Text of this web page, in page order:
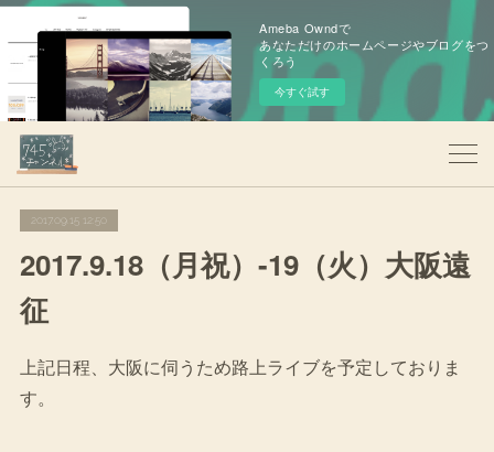
Ameba Owndで
あなただけのホームページやブログをつ
くろう
今すぐ試す
2017.09.15 12:50
2017.9.18（月祝）-19（火）大阪遠
征
上記日程、大阪に伺うため路上ライブを予定しておりま
す。